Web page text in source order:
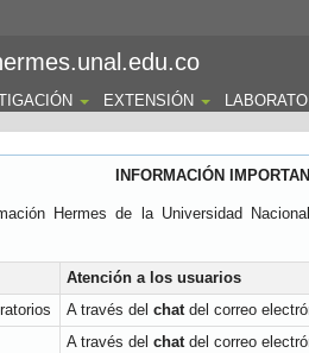
EXTENSIÓN
INFORMACIÓN
Hermes de la Universidad
Atención a los usuarios
A través del chatdel correo
A través del chatdel correo